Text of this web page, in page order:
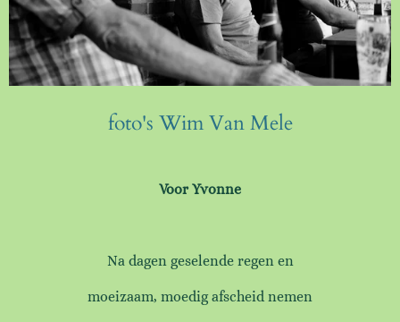
foto's Wim Van Mele
Voor Yvonne
Na dagen geselende regen en
moeizaam, moedig afscheid nemen